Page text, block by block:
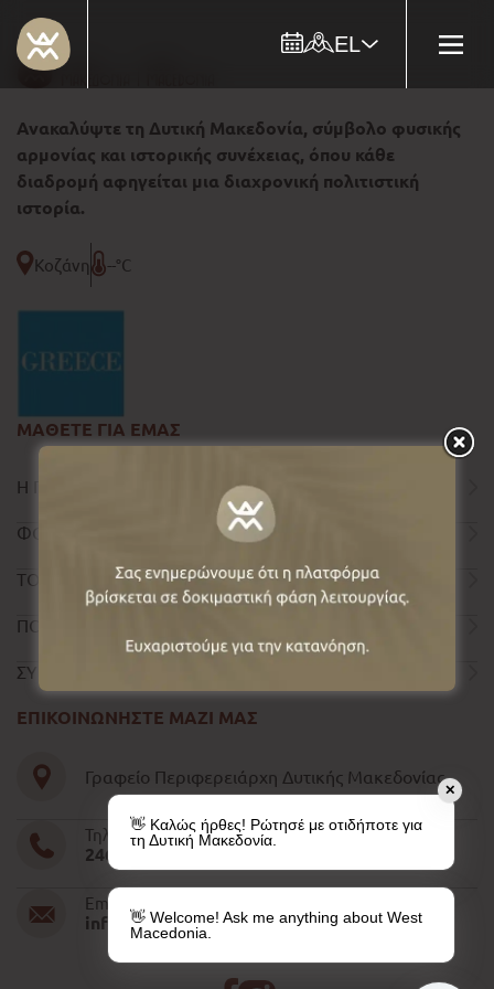
EL
Ανακαλύψτε τη Δυτική Μακεδονία, σύμβολο φυσικής
αρμονίας και ιστορικής συνέχειας, όπου κάθε
διαδρομή αφηγείται μια διαχρονική πολιτιστική
ιστορία.
Κοζάνη --°C
ΜΑΘΕΤΕ ΓΙΑ ΕΜΑΣ
Η ΠΕΡΙΦΕΡΕΙΑ
ΦΟΡΜΑ ΕΠΙΚΟΙΝΩΝΙΑΣ
ΤΟΥΡΙΣΤΙΚΟΣ ΟΔΗΓΟΣ
ΠΟΛΙΤΙΚΗ ΑΠΟΡΡΗΤΟΥ
ΣΥΝΤΕΛΕΣΤΕΣ
ΕΠΙΚΟΙΝΩΝΗΣΤΕ ΜΑΖΙ ΜΑΣ
Γραφείο Περιφερειάρχη Δυτικής Μακεδονίας
Τηλέφωνο
2461052610-11-15
Email
info@pdm.gov.gr
✕
👋 Καλώς ήρθες! Ρώτησέ με οτιδήποτε για
τη Δυτική Μακεδονία.
👋 Welcome! Ask me anything about West
Macedonia.